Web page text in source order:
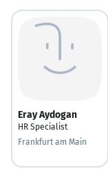
Eray Aydogan
HR Specialist
Frankfurt am Main